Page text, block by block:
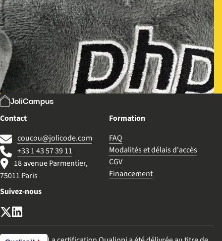
JoliCampus
Contact
coucou@jolicode.com
+33 1 43 57 39 11
18 avenue Parmentier,
75011 Paris
Formation
FAQ
Modalités et délais d'accès
CGV
Financement
Suivez-nous
X (anciennement Twitter)
LinkedIn